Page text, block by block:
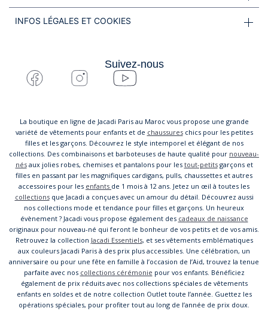
INFOS LÉGALES ET COOKIES
Suivez-nous
La boutique en ligne de Jacadi Paris au Maroc vous propose une grande
variété de vêtements pour enfants et de chaussureschics pour les petites
filles et les garçons. Découvrez le style intemporel et élégant de nos
collections. Des combinaisons et barboteuses de haute qualité pour nouveau-
nésaux jolies robes, chemises et pantalons pour les tout-petitsgarçons et
filles en passant par les magnifiques cardigans, pulls, chaussettes et autres
accessoires pour les enfants de 1 mois à 12 ans. Jetez un œil à toutes les
collectionsque Jacadi a conçues avec un amour du détail. Découvrez aussi
nos collections mode et tendance pour filles et garçons. Un heureux
évènement ? Jacadi vous propose également des cadeaux de naissance
originaux pour nouveau-né qui feront le bonheur de vos petits et de vos amis.
Retrouvez la collection Jacadi Essentiels, et ses vêtements emblématiques
aux couleurs Jacadi Paris à des prix plus accessibles. Une célébration, un
anniversaire ou pour une fête en famille à l’occasion de l’Aid, trouvez la tenue
parfaite avec nos collections cérémonie pour vos enfants. Bénéficiez
également de prix réduits avec nos collections spéciales de vêtements
enfants en soldes et de notre collection Outlet toute l’année. Guettez les
opérations spéciales, pour profiter tout au long de l’année de prix doux.